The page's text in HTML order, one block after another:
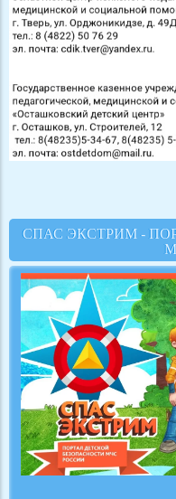
СПАС ЭКСТРИМ -